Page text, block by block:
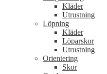
Kläder
Utrustning
Löpning
Kläder
Löparskor
Utrustning
Orientering
Skor